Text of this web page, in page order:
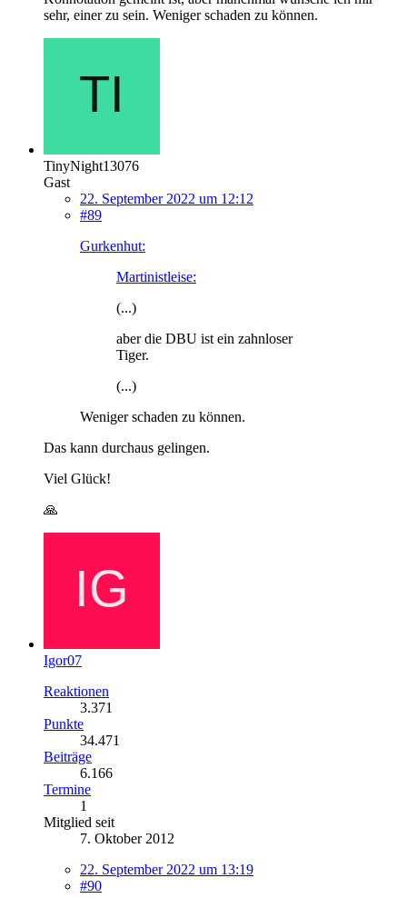
sehr, einer zu sein. Weniger schaden zu können.
TinyNight13076
Gast
22. September 2022 um 12:12
#89
Gurkenhut:
Martinistleise:
(...)
aber die DBU ist ein zahnloser
Tiger.
(...)
Weniger schaden zu können.
Das kann durchaus gelingen.
Viel Glück!
🙏
Igor07
Reaktionen
3.371
Punkte
34.471
Beiträge
6.166
Termine
1
Mitglied seit
7. Oktober 2012
22. September 2022 um 13:19
#90